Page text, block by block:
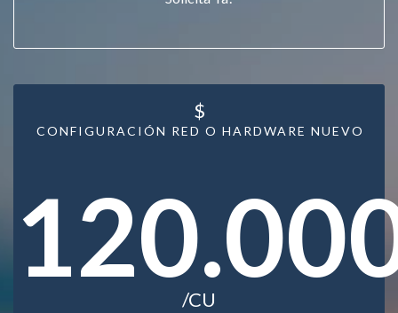
CONFIGURACIÓN RED O HARDWARE NUEVO
$
/CU